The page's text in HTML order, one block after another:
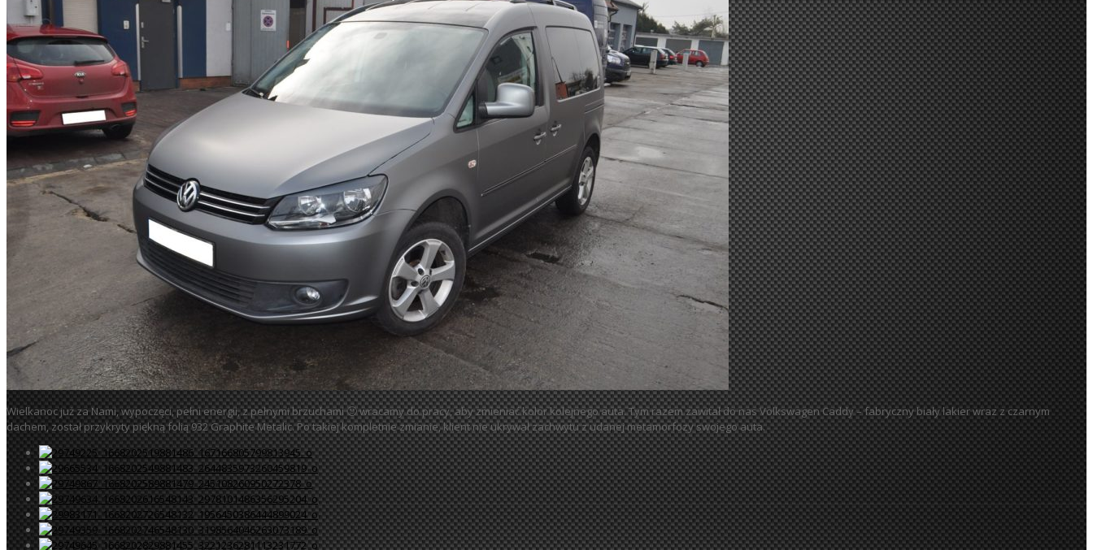
Wielkanoc już za Nami, wypoczęci, pełni energii, z pełnymi brzuchami🙂wracamy do pracy, aby zmieniać kolor kolejnego auta. Tym razem zawitał do nas Volkswagen Caddy – fabryczny biały lakier wraz z czarnym
dachem, został przykryty piękną folią 932 Graphite Metalic. Po takiej kompletnie zmianie, klient nie ukrywał zachwytu z udanej metamorfozy swojego auta.